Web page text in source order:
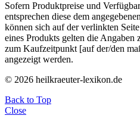
Sofern Produktpreise und
entsprechen diese dem
können sich auf der verlinkten
eines Produkts gelten die Angaben
zum Kaufzeitpunkt [auf der/den
angezeigt werden.
© 2026 heilkraeuter-lexikon.de
Back to Top
Close